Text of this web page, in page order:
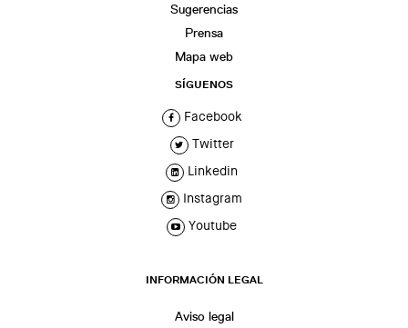
Sugerencias
Prensa
Mapa web
SÍGUENOS
Facebook
Twitter
Linkedin
Instagram
Youtube
INFORMACIÓN LEGAL
Aviso legal